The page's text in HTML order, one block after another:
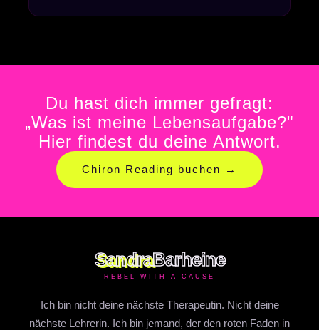
Du hast dich immer gefragt:
„Was ist meine Lebensaufgabe?"
Hier findest du deine Antwort.
Chiron Reading buchen →
SandraBarheine
REBEL WITH A CAUSE
Ich bin nicht deine nächste Therapeutin. Nicht deine
nächste Lehrerin. Ich bin jemand, der den roten Faden in